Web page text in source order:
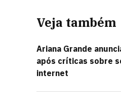
Veja também
Ariana Grande
após críticas sobre
internet